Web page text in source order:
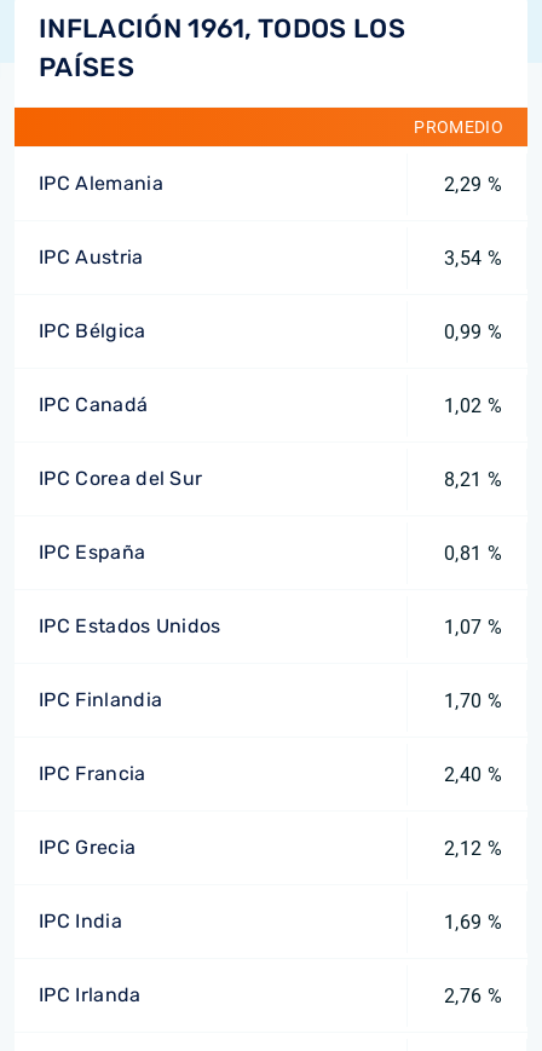
INFLACIÓN 1961, TODOS LOS
PAÍSES
PROMEDIO
IPC Alemania 2,29 %
IPC Austria 3,54 %
IPC Bélgica 0,99 %
IPC Canadá 1,02 %
IPC Corea del Sur 8,21 %
IPC España 0,81 %
IPC Estados Unidos 1,07 %
IPC Finlandia 1,70 %
IPC Francia 2,40 %
IPC Grecia 2,12 %
IPC India 1,69 %
IPC Irlanda 2,76 %